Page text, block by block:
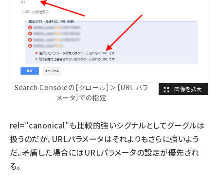
Search Consoleの［クロール］＞［URL パラ
メータ］での指定
rel="canonical"も比較的強いシグナルとしてグーグルは
扱うのだが、URLパラメータはそれよりもさらに強いよう
だ。矛盾した場合にはURLパラメータの設定が優先され
る。